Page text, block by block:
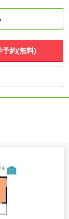
予約(無料)